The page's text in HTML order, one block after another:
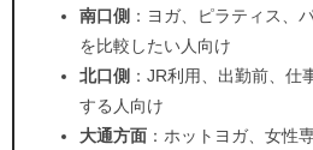
南口側 ：ヨガ、ピラティス、
を比較したい人向け
北口側 ：JR利用、出勤前、仕
する人向け
大通方面 ：ホットヨガ、女性